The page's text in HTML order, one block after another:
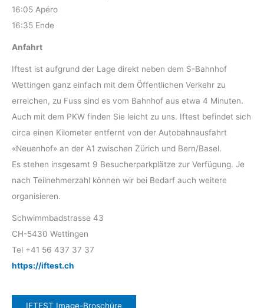
16:05 Apéro
16:35 Ende
Anfahrt
Iftest ist aufgrund der Lage direkt neben dem S-Bahnhof
Wettingen ganz einfach mit dem Öffentlichen Verkehr zu
erreichen, zu Fuss sind es vom Bahnhof aus etwa 4 Minuten.
Auch mit dem PKW finden Sie leicht zu uns. Iftest befindet sich
circa einen Kilometer entfernt von der Autobahnausfahrt
«Neuenhof» an der A1 zwischen Zürich und Bern/Basel.
Es stehen insgesamt 9 Besucherparkplätze zur Verfügung. Je
nach Teilnehmerzahl können wir bei Bedarf auch weitere
organisieren.
Schwimmbadstrasse 43
CH-5430 Wettingen
Tel +41 56 437 37 37
https://iftest.ch
IFTEST Image-Broschüre